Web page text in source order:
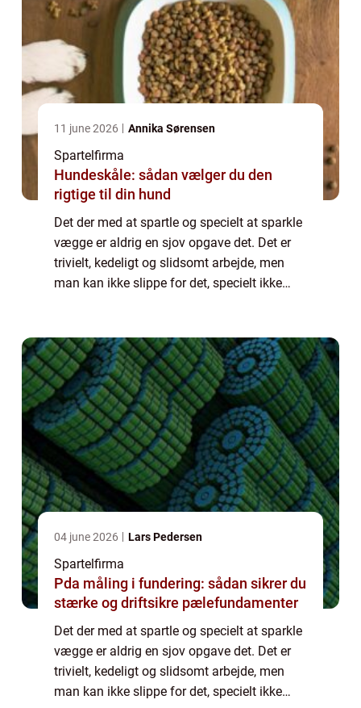
11 june 2026 Annika Sørensen
Spartelfirma
Hundeskåle: sådan vælger du den
rigtige til din hund
Det der med at spartle og specielt at sparkle
vægge er aldrig en sjov opgave det. Det er
trivielt, kedeligt og slidsomt arbejde, men
man kan ikke slippe for det, specielt ikke
04 june 2026 Lars Pedersen
Spartelfirma
Pda måling i fundering: sådan sikrer du
stærke og driftsikre pælefundamenter
Det der med at spartle og specielt at sparkle
vægge er aldrig en sjov opgave det. Det er
trivielt, kedeligt og slidsomt arbejde, men
man kan ikke slippe for det, specielt ikke